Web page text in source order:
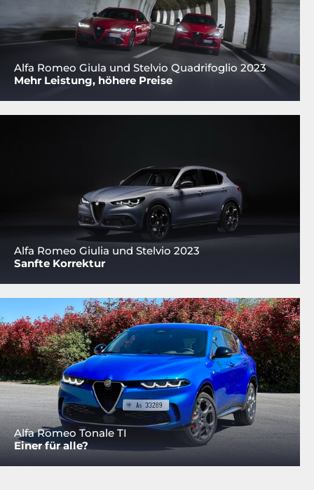
Alfa Romeo Giula und Stelvio Quadrifoglio 2023
Mehr Leistung, höhere Preise
Alfa Romeo Giulia und Stelvio 2023
Sanfte Korrektur
Alfa Romeo Tonale TI
Einer für alle?